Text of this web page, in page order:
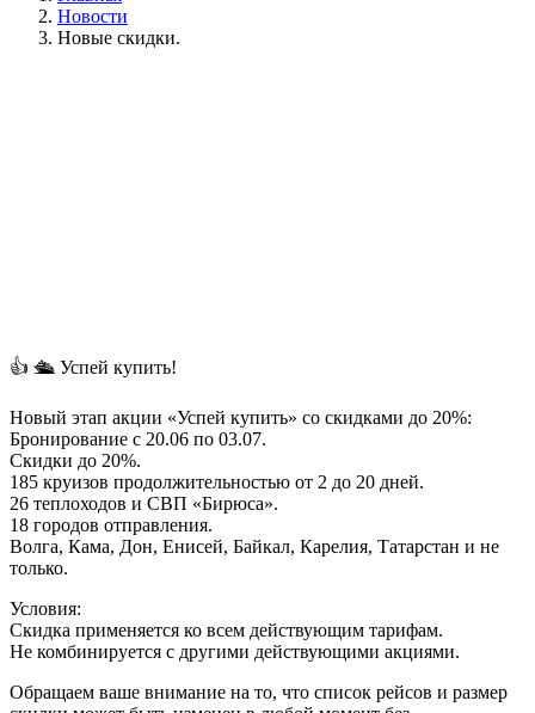
Новости
Новые скидки.
👍 🛳 Успей купить!
Новый этап акции «Успей купить» со скидками до 20%:
Бронирование с 20.06 по 03.07.
Скидки до 20%.
185 круизов продолжительностью от 2 до 20 дней.
26 теплоходов и СВП «Бирюса».
18 городов отправления.
Волга, Кама, Дон, Енисей, Байкал, Карелия, Татарстан и не
только.
Условия:
Скидка применяется ко всем действующим тарифам.
Не комбинируется с другими действующими акциями.
Обращаем ваше внимание на то, что список рейсов и размер